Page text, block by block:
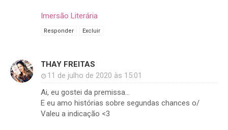
Imersão Literária
Responder Excluir
THAY FREITAS
11 de julho de 2020 às 15:01
Ai, eu gostei da premissa...
E eu amo histórias sobre segundas chances o/
Valeu a indicação <3